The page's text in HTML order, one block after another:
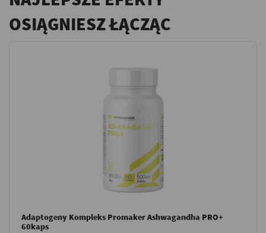
OSIĄGNIESZ ŁĄCZĄC
Adaptogeny Kompleks Promaker Ashwagandha PRO+
60kaps